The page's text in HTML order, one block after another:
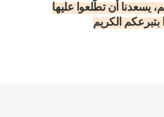
يسعدنا أن تطّلعوا عليها
الكريم